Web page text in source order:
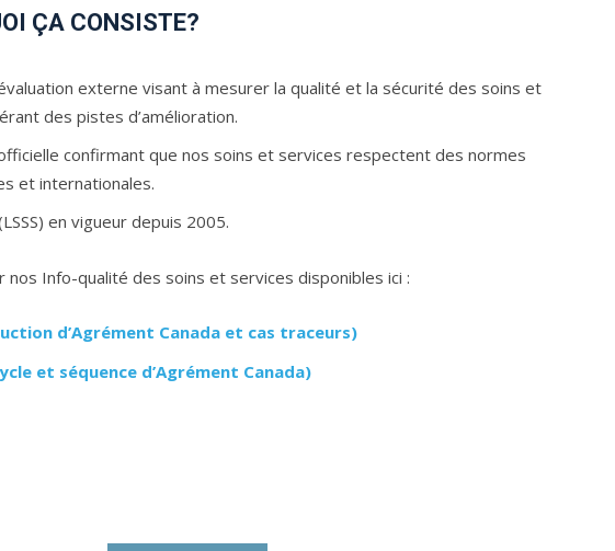
ÇA CONSISTE?
externe visant à mesurer la qualité et la sécurité des soins et
des pistes d’amélioration.
confirmant que nos soins et services respectent des normes
et internationales.
en vigueur depuis 2005.
nos Info-qualité des soins et services disponibles ici :
d’Agrément Canada et cas traceurs)
et séquence d’Agrément Canada)